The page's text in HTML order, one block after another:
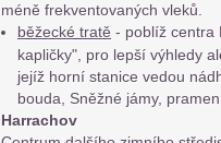
méně frekventovaných vleků.
běžecké tratě - poblíž centra
kapličky", pro lepší výhledy
jejíž horní stanice vedou
bouda, Sněžné jámy,
Harrachov